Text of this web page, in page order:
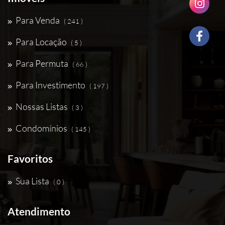
Para Venda ( 241 )
Para Locação ( 5 )
Para Permuta ( 66 )
Para Investimento ( 197 )
Nossas Listas ( 3 )
Condomínios ( 145 )
Favoritos
Sua Lista ( 0 )
Atendimento